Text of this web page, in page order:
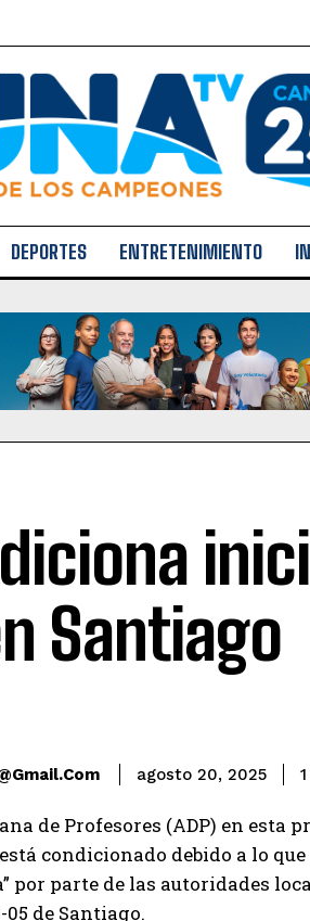
DEPORTES ENTRETENIMIENTO
Santiago
agosto 20, 2025 1
de Profesores (ADP) en
condicionado debido a lo
por parte de las autoridades
de Santiago.